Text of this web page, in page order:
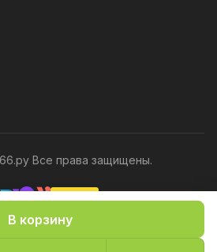
В корзину
Все права защищены.